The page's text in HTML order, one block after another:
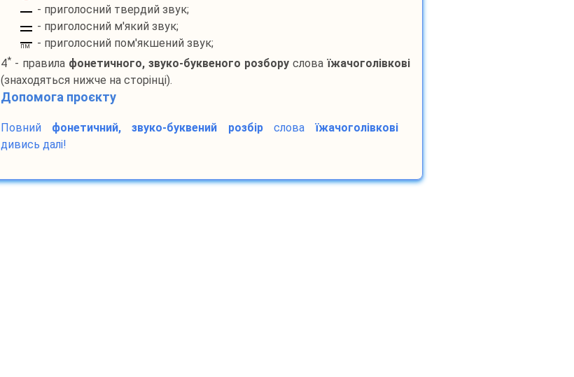
- приголосний твердий звук;
- приголосний м'який звук;
пм
- приголосний пом'якшений звук;
4*- правила фонетичного, звуко-буквеного розбору словаїжачоголівкові
(знаходяться нижче на сторінці).
Допомога проєкту
Повний фонетичний, звуко-буквений розбірсловаїжачоголівкові
дивись далі!